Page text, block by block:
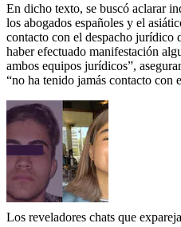
En dicho texto, se buscó aclarar
los abogados españoles y el
contacto con el despacho jurídico
haber efectuado manifestación
ambos equipos jurídicos”,
“no ha tenido jamás contacto con
Los reveladores chats que